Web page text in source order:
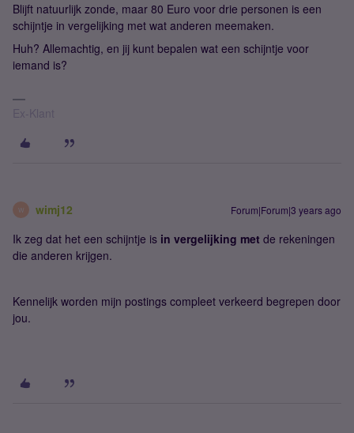
Blijft natuurlijk zonde, maar 80 Euro voor drie personen is een
schijntje in vergelijking met wat anderen meemaken.
Huh? Allemachtig, en jij kunt bepalen wat een schijntje voor
iemand is?
Ex-Klant
W wimj12 Forum|Forum|3 years ago
Ik zeg dat het een schijntje is in vergelijking met de rekeningen
die anderen krijgen.
Kennelijk worden mijn postings compleet verkeerd begrepen door
jou.